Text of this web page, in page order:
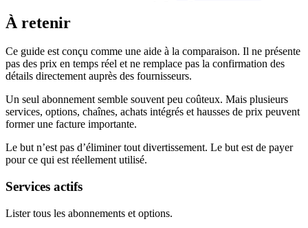
À retenir
Ce guide est conçu comme une aide à la comparaison. Il ne présente
pas des prix en temps réel et ne remplace pas la confirmation des
détails directement auprès des fournisseurs.
Un seul abonnement semble souvent peu coûteux. Mais plusieurs
services, options, chaînes, achats intégrés et hausses de prix peuvent
former une facture importante.
Le but n’est pas d’éliminer tout divertissement. Le but est de payer
pour ce qui est réellement utilisé.
Services actifs
Lister tous les abonnements et options.